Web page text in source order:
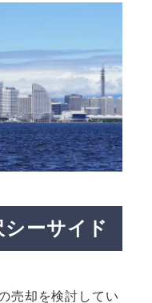
ーサイド
売却を検討してい